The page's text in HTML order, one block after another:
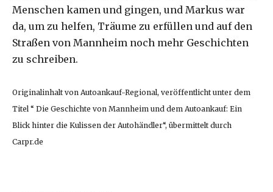
Menschen kamen und gingen, und Markus war
da, um zu helfen, Träume zu erfüllen und auf den
Straßen von Mannheim noch mehr Geschichten
zu schreiben.
Originalinhalt von Autoankauf-Regional, veröffentlicht unter dem
Titel “ Die Geschichte von Mannheim und dem Autoankauf: Ein
Blick hinter die Kulissen der Autohändler“, übermittelt durch
Carpr.de